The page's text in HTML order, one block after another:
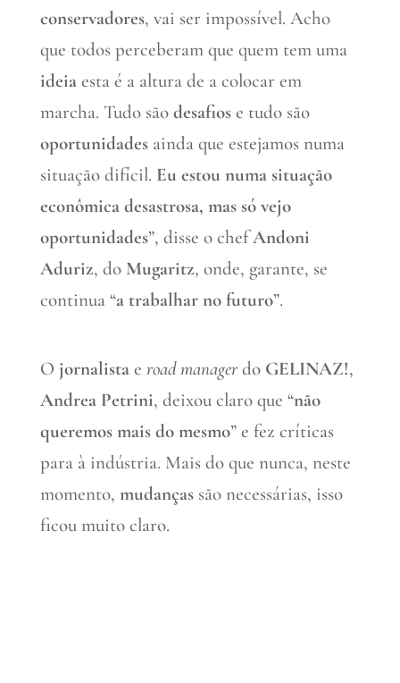
conservadores, vai ser impossível. Acho
que todos perceberam que quem tem uma
ideiaesta é a altura de a colocar em
marcha. Tudo são desafiose tudo são
oportunidadesainda que estejamos numa
situação difícil. Eu estou numa situação
econômica desastrosa, mas só vejo
oportunidades”, disse o chefAndoni
Aduriz, do Mugaritz, onde, garante, se
continua “a trabalhar no futuro”.
O jornalistae road managerdo GELINAZ!,
Andrea Petrini, deixou claro que “não
queremos mais do mesmo” e fez críticas
para à indústria. Mais do que nunca, neste
momento, mudançassão necessárias, isso
ficou muito claro.